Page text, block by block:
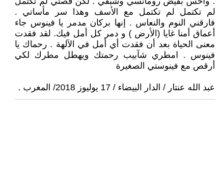
لم تكتمل لم تكتمل مع الأسف وهذا سر مأساتي .
فارقني النوم والنعاس . إنها بركان مدمر يا فينوس جاء
أعماق أمنا غايا (الأرض ) و دمر كل أمل فيك. لقد فقدت
معنى الحياة بعد أن فقدت أي أمل في الآلهة . رحماك يا
فينوس . امطري شآبيب رحمتك ويهطل مطرك لكي
أرقص مع فينوستي الصغيرة
عبد الله عنتار / الدار البيضاء / 17 يوليوز 2018/ المغرب .